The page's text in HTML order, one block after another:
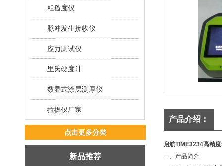
粗糙度仪
脉冲发生接收仪
应力测试仪
里氏硬度计
数显式涂层测厚仪
拉拔仪厂家
点击更多分类
新品推荐
产品介绍：
启航TIME3234高精
一、产品简介